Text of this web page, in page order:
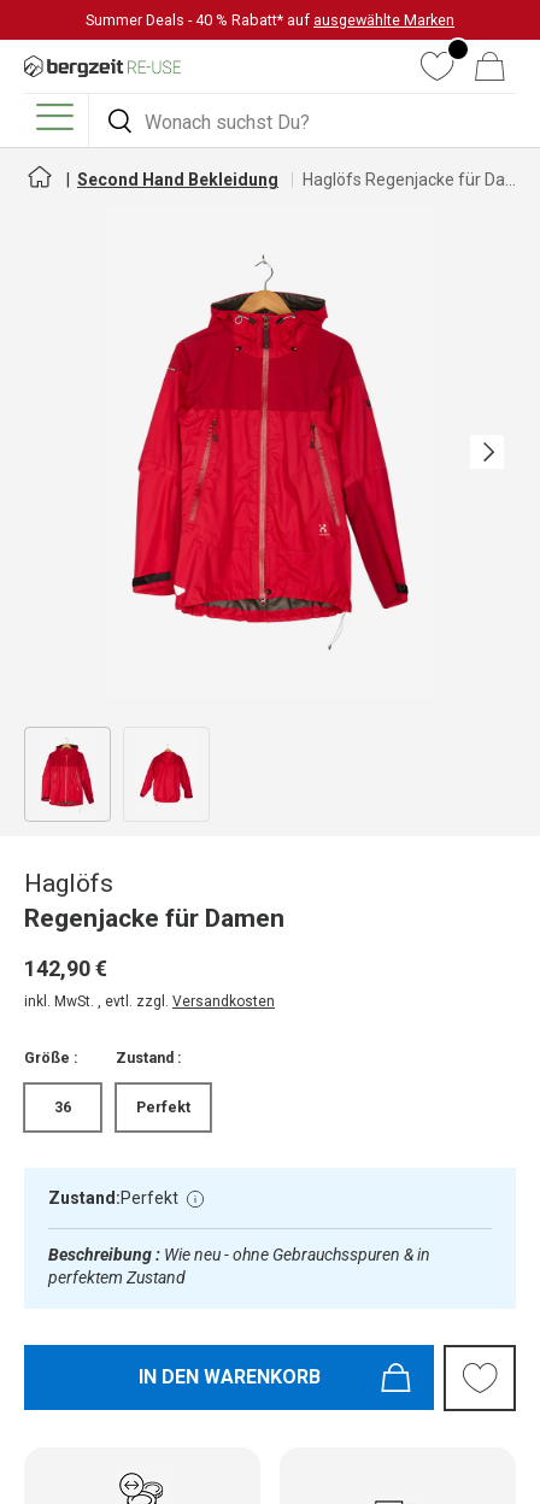
DIREKT ZUM INHALT
Summer Deals - 40 % Rabatt* auf ausgewählte Marken
Suchen
Suchen
WunschlisteWarenkorb
Menü
Second Hand Bekleidung
Nächste
Bild 1 in Galerieansicht laden
Haglöfs
Regenjacke für Damen
142,90 €
inkl. MwSt. , evtl. zzgl. Versandkosten
Größe :
36
Zustand :
Perfekt
Zustand:Perfekt
Beschreibung : Wie neu - ohne Gebrauchsspuren & in
perfektem Zustand
IN DEN WARENKORB